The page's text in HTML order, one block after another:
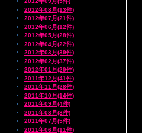
2012年08月(13件)
2012年07月(21件)
2012年06月(12件)
2012年05月(28件)
2012年04月(22件)
2012年03月(39件)
2012年02月(37件)
2012年01月(29件)
2011年12月(41件)
2011年11月(28件)
2011年10月(14件)
2011年09月(4件)
2011年08月(8件)
2011年07月(5件)
2011年06月(11件)